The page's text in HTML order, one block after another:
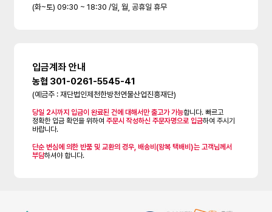
(화~토) 09:30 ~ 18:30 /일, 월, 공휴일 휴무
입금계좌 안내
농협 301-0261-5545-41
(예금주 : 재단법인제천한방천연물산업진흥재단)
당일 2시까지 입금이 완료된 건에 대해서만 출고가 가능합니다. 빠르고
정확한 입금 확인을 위하여주문시 작성하신 주문자명으로 입금하여 주시기
바랍니다.
단순 변심에 의한 반품 및 교환의 경우, 배송비(왕복 택배비)는 고객님께서
부담하셔야 합니다.